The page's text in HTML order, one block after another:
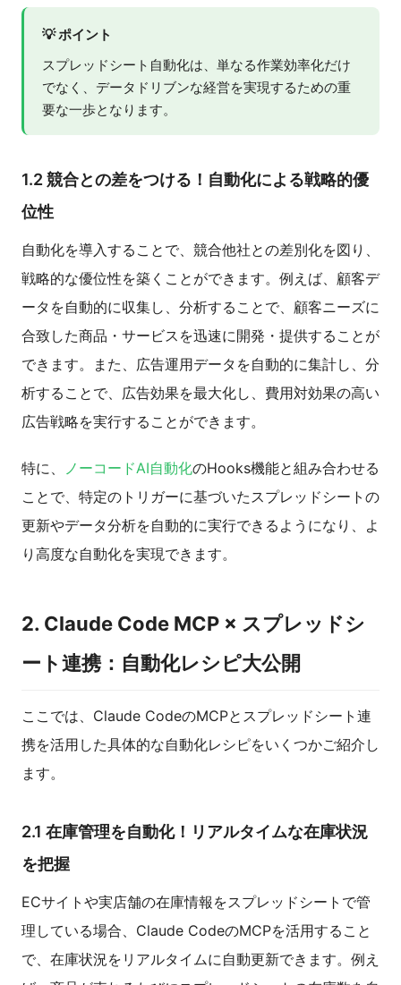
💡 ポイント
スプレッドシート自動化は、単なる作業効率化だけ
でなく、データドリブンな経営を実現するための重
要な一歩となります。
1.2 競合との差をつける！自動化による戦略的優
位性
自動化を導入することで、競合他社との差別化を図り、
戦略的な優位性を築くことができます。例えば、顧客デ
ータを自動的に収集し、分析することで、顧客ニーズに
合致した商品・サービスを迅速に開発・提供することが
できます。また、広告運用データを自動的に集計し、分
析することで、広告効果を最大化し、費用対効果の高い
広告戦略を実行することができます。
特に、 ノーコードAI自動化のHooks機能と組み合わせる
ことで、特定のトリガーに基づいたスプレッドシートの
更新やデータ分析を自動的に実行できるようになり、よ
り高度な自動化を実現できます。
2. Claude Code MCP × スプレッドシ
ート連携：自動化レシピ大公開
ここでは、Claude CodeのMCPとスプレッドシート連
携を活用した具体的な自動化レシピをいくつかご紹介し
ます。
2.1 在庫管理を自動化！リアルタイムな在庫状況
を把握
ECサイトや実店舗の在庫情報をスプレッドシートで管
理している場合、Claude CodeのMCPを活用すること
で、在庫状況をリアルタイムに自動更新できます。例え